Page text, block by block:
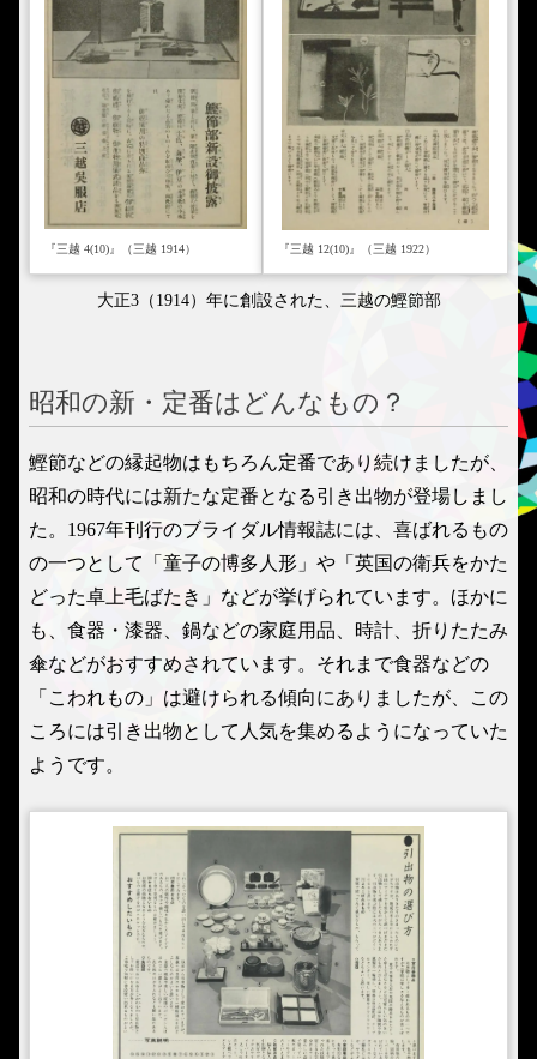
『三越 4(10)』（三越 1914） 『三越 12(10)』（三越 1922）
大正3（1914）年に創設された、三越の鰹節部
昭和の新・定番はどんなもの？
鰹節などの縁起物はもちろん定番であり続けましたが、
昭和の時代には新たな定番となる引き出物が登場しまし
た。1967年刊行のブライダル情報誌には、喜ばれるもの
の一つとして「童子の博多人形」や「英国の衛兵をかた
どった卓上毛ばたき」などが挙げられています。ほかに
も、食器・漆器、鍋などの家庭用品、時計、折りたたみ
傘などがおすすめされています。それまで食器などの
「こわれもの」は避けられる傾向にありましたが、この
ころには引き出物として人気を集めるようになっていた
ようです。